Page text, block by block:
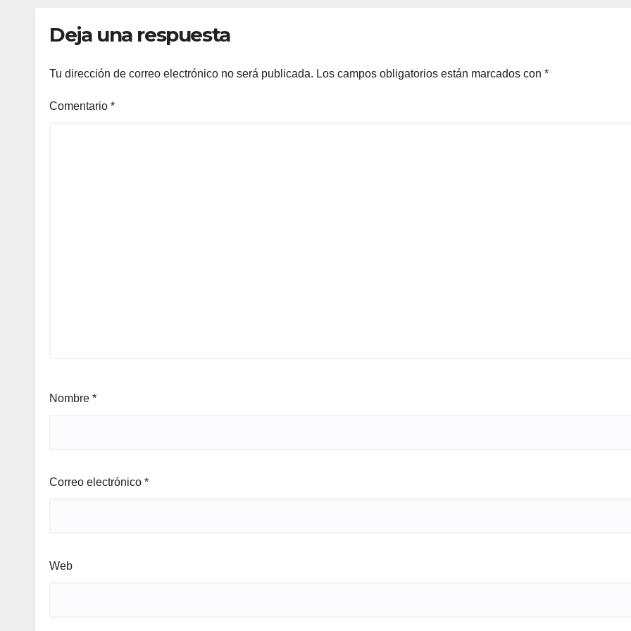
Deja una respuesta
Tu dirección de correo electrónico no será publicada. Los campos obligatorios están marcados con *
Comentario *
Nombre *
Correo electrónico *
Web